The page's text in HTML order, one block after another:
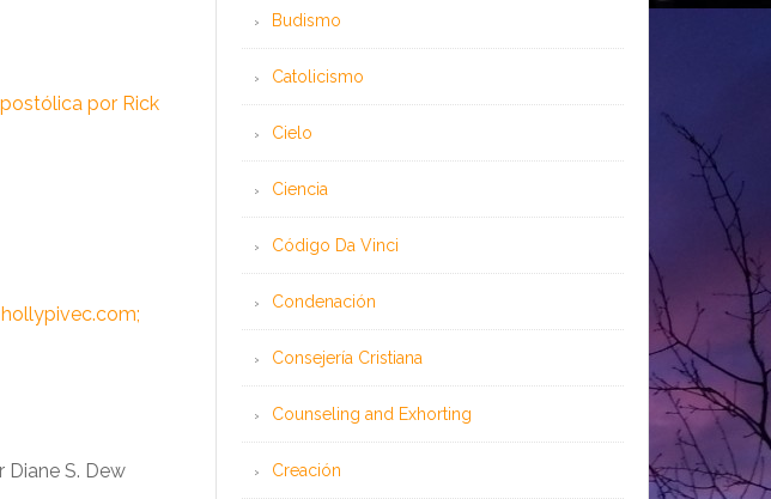
por Rick
Diane S. Dew
Budismo
Catolicismo
Cielo
Ciencia
Código Da Vinci
Condenación
Consejería Cristiana
Counseling and Exhorting
Creación